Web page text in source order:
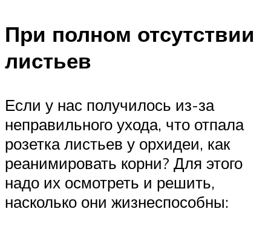
При полном отсутствии
листьев
Если у нас получилось из-за
неправильного ухода, что отпала
розетка листьев у орхидеи, как
реанимировать корни? Для этого
надо их осмотреть и решить,
насколько они жизнеспособны: